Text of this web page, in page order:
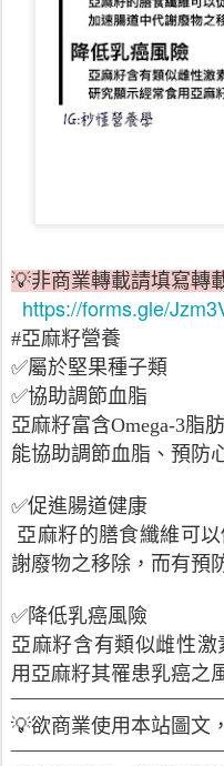
💡非商業轉載請填寫轉
https://forms.gle/
#亞麻籽營養
✅屬於堅果種子類
✅協助調節血脂
亞麻籽富含Omega-3脂
能協助調節血脂、預防
✅促進腸道健康
亞麻籽的膳食纖維可
謝廢物之移除，而有預
✅降低乳癌風險
亞麻籽含有類似雌性
用亞麻籽其罹患乳癌之
💡欲商業使用本站圖文